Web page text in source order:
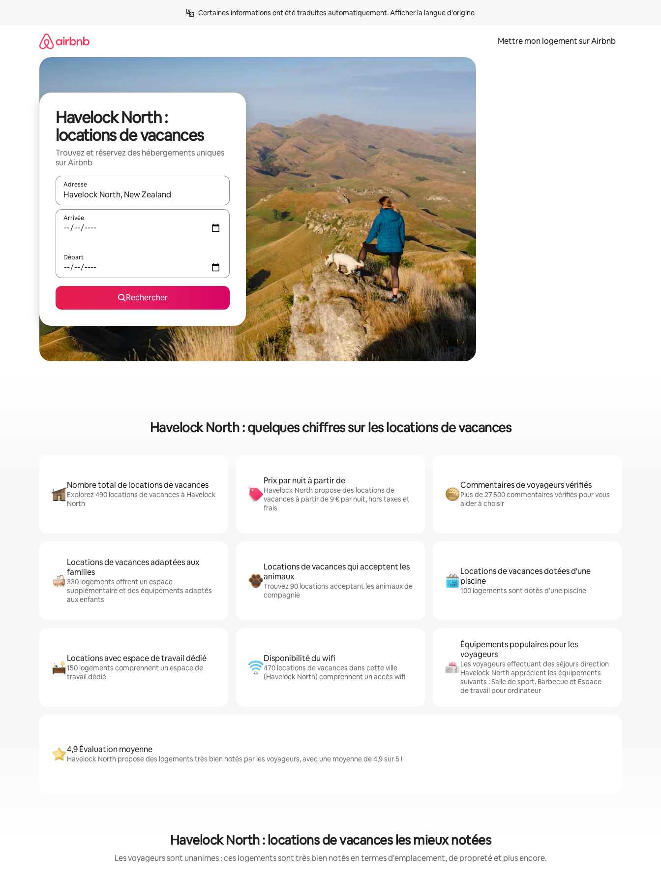
Certaines informations ont été traduites automatiquement. Afficher la langue d'origine
Mettre mon logement sur Airbnb
Havelock North :
locations de vacances
Trouvez et réservez des hébergements uniques
sur Airbnb
Adresse
Lorsque les résultats s'affichent, utilisez les flèches vers le haut et vers le bas pour les parcourir ou en appuyant et en faisant glisser.
Arrivée
Départ
Rechercher
Havelock North : quelques chiffres sur les locations de vacances
Nombre total de locations de vacances
Explorez 490 locations de vacances à Havelock
North
Prix par nuit à partir de
Havelock North propose des locations de
vacances à partir de 9 € par nuit, hors taxes et
frais
Commentaires de voyageurs vérifiés
Plus de 27 500 commentaires vérifiés pour vous
aider à choisir
Locations de vacances adaptées aux
familles
330 logements offrent un espace
supplémentaire et des équipements adaptés
aux enfants
Locations de vacances qui acceptent les
animaux
Trouvez 90 locations acceptant les animaux de
compagnie
Locations de vacances dotées d'une
piscine
100 logements sont dotés d'une piscine
Locations avec espace de travail dédié
150 logements comprennent un espace de
travail dédié
Disponibilité du wifi
470 locations de vacances dans cette ville
(Havelock North) comprennent un accès wifi
Équipements populaires pour les
voyageurs
Les voyageurs effectuant des séjours direction
Havelock North apprécient les équipements
suivants : Salle de sport, Barbecue et Espace
de travail pour ordinateur
4,9 Évaluation moyenne
Havelock North propose des logements très bien notés par les voyageurs, avec une moyenne de 4,9 sur 5 !
Havelock North : locations de vacances les mieux notées
Les voyageurs sont unanimes : ces logements sont très bien notés en termes d'emplacement, de propreté et plus encore.